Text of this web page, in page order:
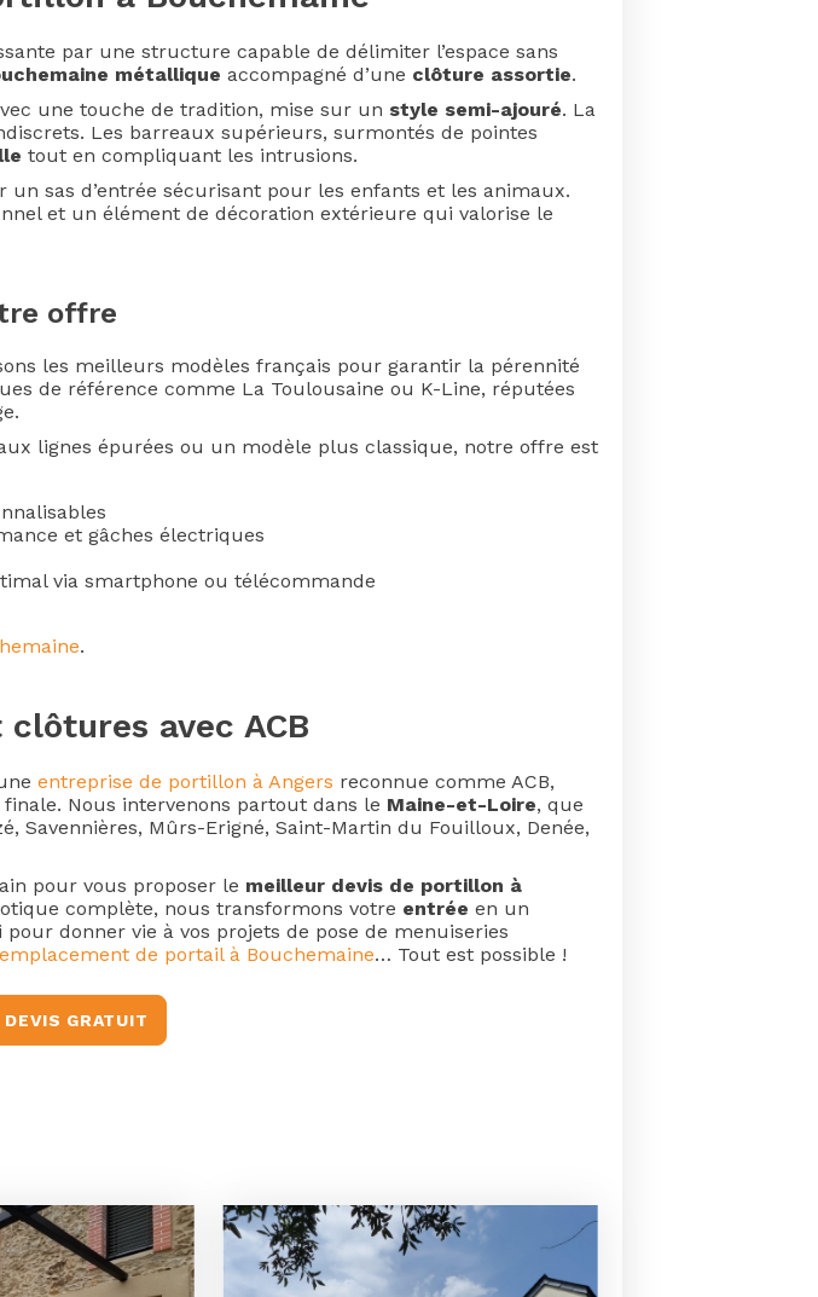
par une structure capable de délimiter l’espace sans
métallique accompagné d’une clôture assortie.
une touche de tradition, mise sur un style semi-ajouré. La
Les barreaux supérieurs, surmontés de pointes
tout en compliquant les intrusions.
un sas d’entrée sécurisant pour les enfants et les animaux.
et un élément de décoration extérieure qui valorise le
offre
les meilleurs modèles français pour garantir la pérennité
de référence comme La Toulousaine ou K-Line, réputées
lignes épurées ou un modèle plus classique, notre offre est
et gâches électriques
via smartphone ou télécommande
.
avec ACB
entreprise de portillon à Angers reconnue comme ACB,
finale. Nous intervenons partout dans le Maine-et-Loire, que
Savennières, Mûrs-Erigné, Saint-Martin du Fouilloux, Denée,
pour vous proposer le meilleur devis de portillon à
complète, nous transformons votre entrée en un
donner vie à vos projets de pose de menuiseries
de portail à Bouchemaine… Tout est possible !
GRATUIT